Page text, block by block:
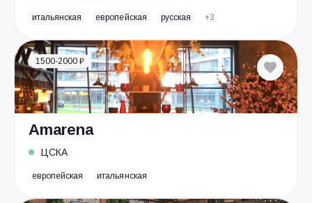
итальянская европейская русская +3
1500-2000 ₽
Amarena
ЦСКА
европейская итальянская